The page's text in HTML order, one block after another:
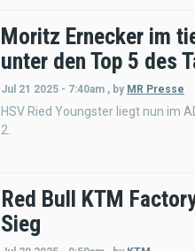
Moritz Ernecker im
unter den Top 5 des
Jul 21 2025 - 7:40am , by MR Presse
HSV Ried Youngster liegt nun im
2.
Red Bull KTM
Sieg